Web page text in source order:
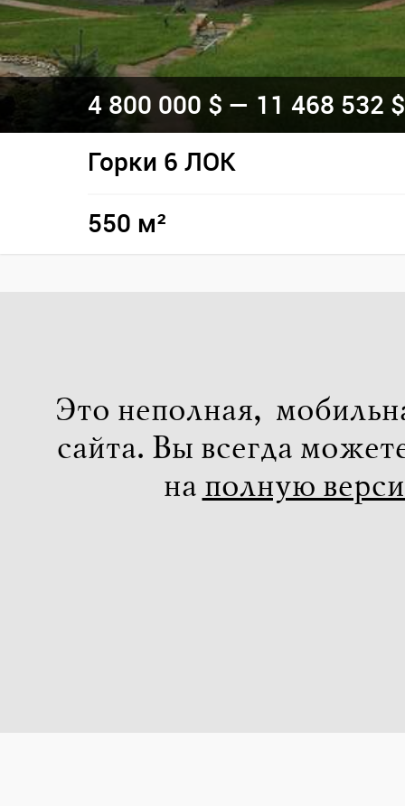
4 800 000 $ — 11 468 532 $
Горки 6 ЛОК
550 м²
Это неполная,
сайта. Вы всегда
на полную